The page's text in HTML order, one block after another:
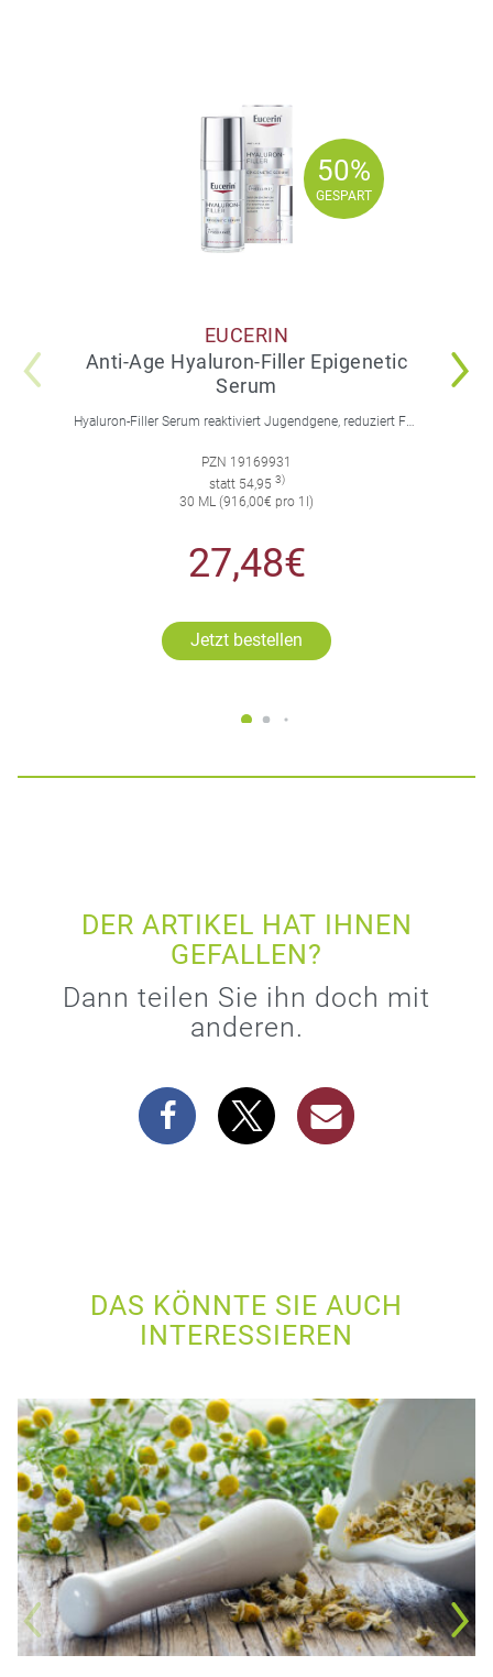
50%
GESPART
50%
GESPART
EUCERIN
Anti-Age Hyaluron-Filler Epigenetic
Serum
PZN 19169931
statt 54,95 3)
30 ML (916,00€ pro 1l)
27,48€
Jetzt bestellen
DER ARTIKEL HAT IHNEN
GEFALLEN?
Dann teilen Sie ihn doch mit
anderen.
DAS KÖNNTE SIE AUCH
INTERESSIEREN